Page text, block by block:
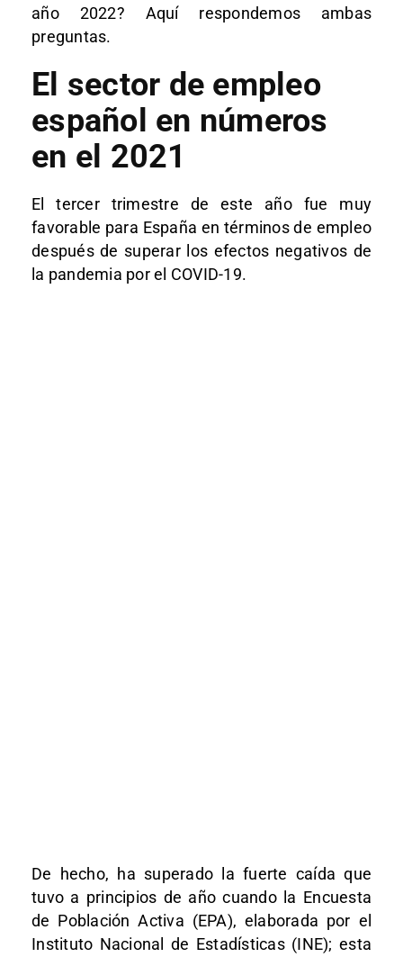
año 2022? Aquí respondemos ambas
preguntas.
El sector de empleo
español en números
en el 2021
El tercer trimestre de este año fue muy
favorable para España en términos de empleo
después de superar los efectos negativos de
la pandemia por el COVID-19.
De hecho, ha superado la fuerte caída que
tuvo a principios de año cuando la Encuesta
de Población Activa (EPA), elaborada por el
Instituto Nacional de Estadísticas (INE); esta